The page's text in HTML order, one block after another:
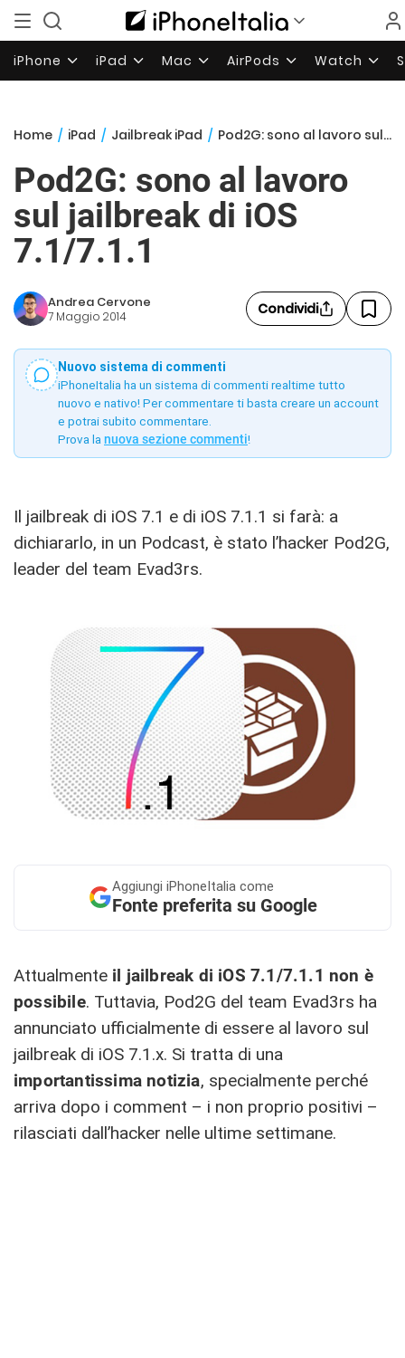
iPhone iPad Mac AirPods Watch
Home / iPad / Jailbreak iPad / Pod2G: sono al lavoro sul jailbreak di iOS 7.1/7.1.1
Pod2G: sono al lavoro
sul jailbreak di iOS
7.1/7.1.1
Andrea Cervone
7 Maggio 2014 Condividi
Nuovo sistema di commenti
iPhoneItalia ha un sistema di commenti realtime tutto
nuovo e nativo! Per commentare ti basta creare un account
e potrai subito commentare.
Prova la nuova sezione commenti!
Il jailbreak di iOS 7.1 e di iOS 7.1.1 si farà: a
dichiararlo, in un Podcast, è stato l’hacker Pod2G,
leader del team Evad3rs.
Aggiungi iPhoneItalia come
Fonte preferita su Google
Attualmente il jailbreak di iOS 7.1/7.1.1 non è
possibile. Tuttavia, Pod2G del team Evad3rs ha
annunciato ufficialmente di essere al lavoro sul
jailbreak di iOS 7.1.x. Si tratta di una
importantissima notizia, specialmente perché
arriva dopo i comment – i non proprio positivi –
rilasciati dall’hacker nelle ultime settimane.